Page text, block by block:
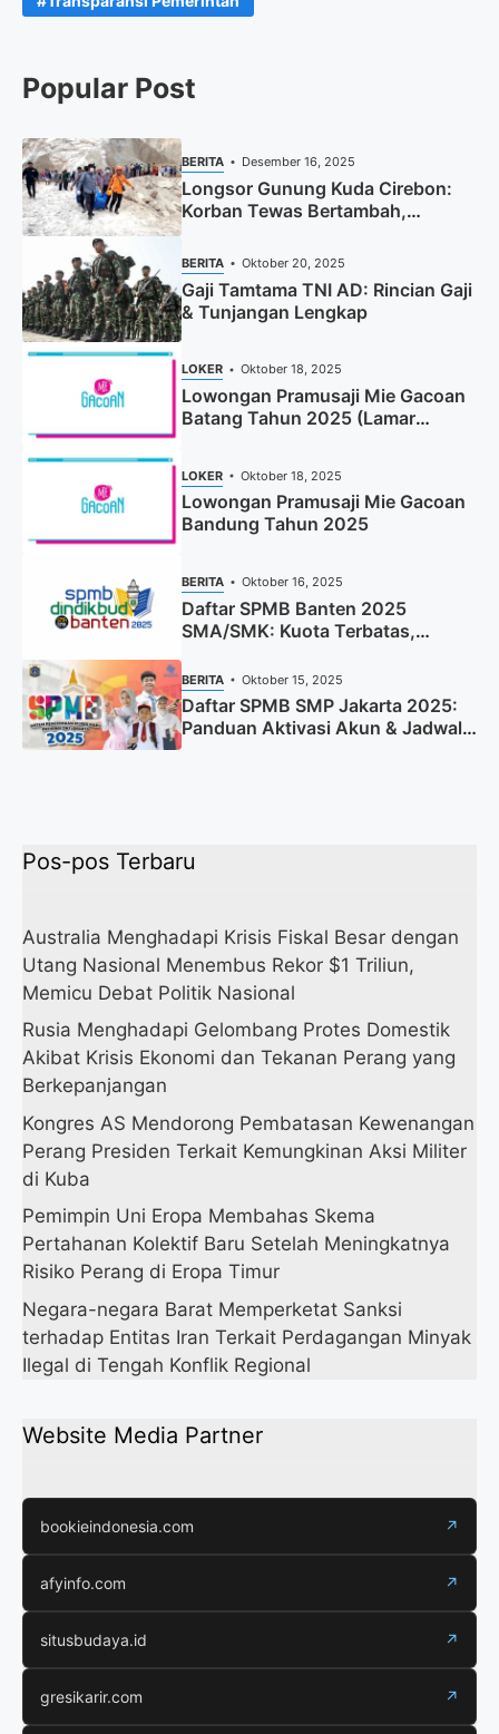
Popular Post
BERITA Desember 16, 2025
Longsor Gunung Kuda Cirebon:
Korban Tewas Bertambah,
Pencarian Dihentikan
BERITA Oktober 20, 2025
Gaji Tamtama TNI AD: Rincian Gaji
& Tunjangan Lengkap
LOKER Oktober 18, 2025
Lowongan Pramusaji Mie Gacoan
Batang Tahun 2025 (Lamar
LOKER Oktober 18, 2025
Lowongan Pramusaji Mie Gacoan
Bandung Tahun 2025
BERITA Oktober 16, 2025
Daftar SPMB Banten 2025
SMA/SMK: Kuota Terbatas,
BERITA Oktober 15, 2025
Daftar SPMB SMP Jakarta 2025:
Panduan Aktivasi Akun & Jadwal
Lengkap
Pos-pos Terbaru
Australia Menghadapi Krisis Fiskal Besar dengan
Utang Nasional Menembus Rekor $1 Triliun,
Memicu Debat Politik Nasional
Rusia Menghadapi Gelombang Protes Domestik
Akibat Krisis Ekonomi dan Tekanan Perang yang
Berkepanjangan
Kongres AS Mendorong Pembatasan Kewenangan
Perang Presiden Terkait Kemungkinan Aksi Militer
di Kuba
Pemimpin Uni Eropa Membahas Skema
Pertahanan Kolektif Baru Setelah Meningkatnya
Risiko Perang di Eropa Timur
Negara-negara Barat Memperketat Sanksi
terhadap Entitas Iran Terkait Perdagangan Minyak
Ilegal di Tengah Konflik Regional
Website Media Partner
bookieindonesia.com ↗
afyinfo.com ↗
situsbudaya.id ↗
gresikarir.com ↗